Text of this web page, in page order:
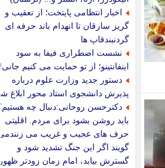
اخبار انتظامی پایتخت؛ از تعقیب و
گریز سارقان تا انهدام باند حرفه ای
گردنبندقاپ ها
نشست اضطراری فیفا به سود
اینفانتینو؛ از تو حمایت می کنیم جانی!
دستور جدید وزارت علوم درباره
پذیرش دانشجوی استاد محور ابلاغ شد
دکترحسن روحانی:دنبال چه هستیم؟
باید روشن بشود برای مردم. اقلیتی
حرف های عجیب و غریب می زنندمی
گویند اگر این جنگ تشدید شود و
گسترش بیابد، امام زمان زودتر ظهور